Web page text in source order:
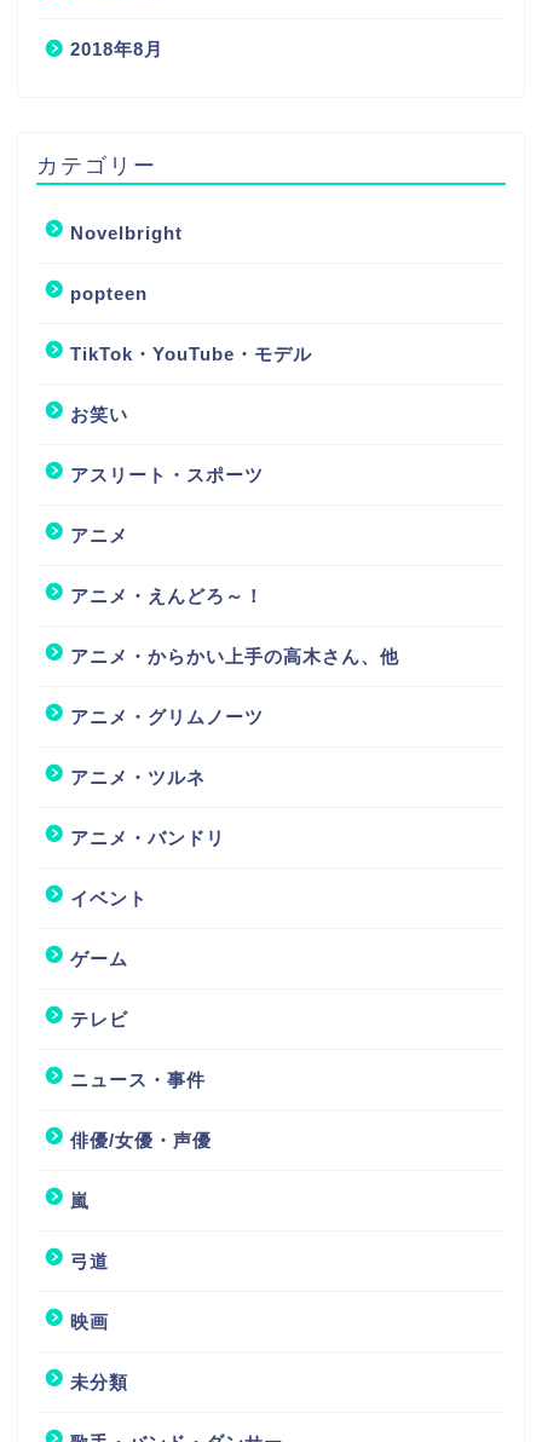
2018年8月
カテゴリー
Novelbright
popteen
TikTok・YouTube・モデル
お笑い
アスリート・スポーツ
アニメ
アニメ・えんどろ～！
アニメ・からかい上手の高木さん、他
アニメ・グリムノーツ
アニメ・ツルネ
アニメ・バンドリ
イベント
ゲーム
テレビ
ニュース・事件
俳優/女優・声優
嵐
弓道
映画
未分類